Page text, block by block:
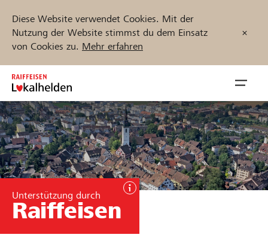
Diese Website verwendet Cookies. Mit der
Nutzung der Website stimmst du dem Einsatz
von Cookies zu. Mehr erfahren
Zum
Inhalt
springen
öffnen
Projekte und Organisationen finden
Jetzt starten
Unterstützung durch
Raiffeisen